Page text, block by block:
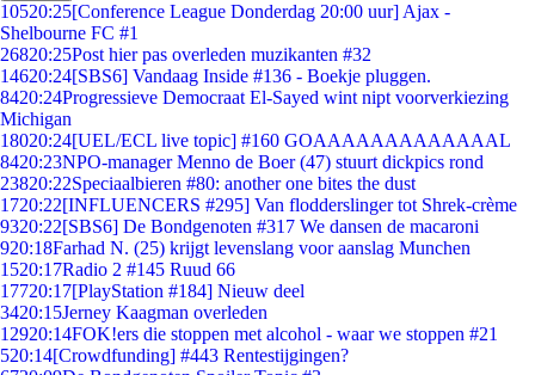
10520:25[Conference League Donderdag 20:00 uur] Ajax -
Shelbourne FC #1
26820:25Post hier pas overleden muzikanten #32
14620:24[SBS6] Vandaag Inside #136 - Boekje pluggen.
8420:24Progressieve Democraat El-Sayed wint nipt voorverkiezing
Michigan
18020:24[UEL/ECL live topic] #160 GOAAAAAAAAAAAAAL
8420:23NPO-manager Menno de Boer (47) stuurt dickpics rond
23820:22Speciaalbieren #80: another one bites the dust
1720:22[INFLUENCERS #295] Van flodderslinger tot Shrek-crème
9320:22[SBS6] De Bondgenoten #317 We dansen de macaroni
920:18Farhad N. (25) krijgt levenslang voor aanslag Munchen
1520:17Radio 2 #145 Ruud 66
17720:17[PlayStation #184] Nieuw deel
3420:15Jerney Kaagman overleden
12920:14FOK!ers die stoppen met alcohol - waar we stoppen #21
520:14[Crowdfunding] #443 Rentestijgingen?